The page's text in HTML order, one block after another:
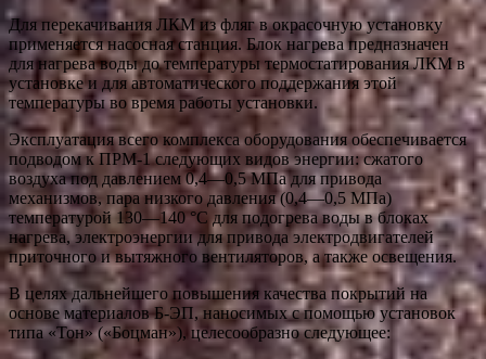
Для перекачивания ЛКМ из фляг в окрасочную установку
применяется насосная станция. Блок нагрева предназначен
для нагрева воды до температуры термостатирования ЛКМ в
установке и для автоматического поддержания этой
температуры во время работы установки.
Эксплуатация всего комплекса оборудования обеспечивается
подводом к ПРМ-1 следующих видов энергии: сжатого
воздуха под давлением 0,4—0,5 МПа для привода
механизмов, пара низкого давления (0,4—0,5 МПа)
температурой 130—140 °С для подогрева воды в блоках
нагрева, электроэнергии для привода электродвигателей
приточного и вытяжного вентиляторов, а также освещения.
В целях дальнейшего повышения качества покрытий на
основе материалов Б-ЭП, наносимых с помощью установок
типа «Тон» («Боцман»), целесообразно следующее: